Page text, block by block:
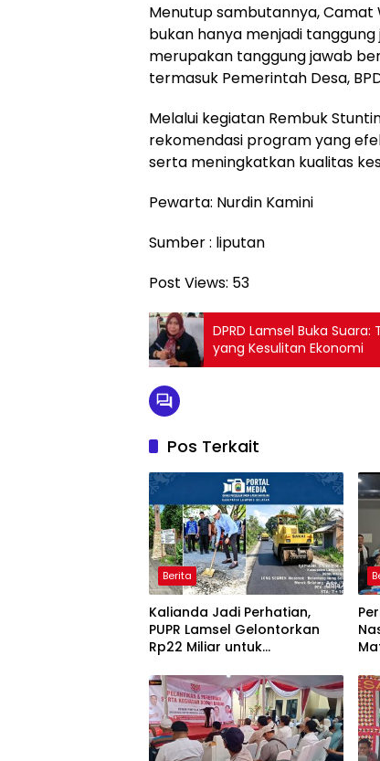
Menutup sambutannya,
bukan hanya menjadi
merupakan tanggung jawab
termasuk Pemerintah Desa,
Melalui kegiatan Rembuk
rekomendasi program yang
serta meningkatkan kualitas
Pewarta: Nurdin Kamini
Sumber : liputan
Post Views: 53
‎DPRD Lamsel Buka
yang Kesulitan Ekonomi
Pos Terkait
Berita
Kalianda Jadi Perhatian,
PUPR Lamsel Gelontorkan
Rp22 Miliar untuk
Jalan di 2026